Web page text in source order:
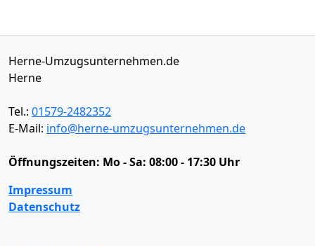
Herne-Umzugsunternehmen.de
Herne
Tel.: 01579-2482352
E-Mail: info@herne-umzugsunternehmen.de
Öffnungszeiten: Mo - Sa: 08:00 - 17:30 Uhr
Impressum
Datenschutz